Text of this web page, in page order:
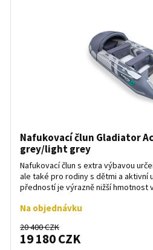
Nafukovací člun Gladiator
grey/light grey
Nafukovací člun s extra výbavou
ale také pro rodiny s dětmi a aktivní
předností je výrazně nižší hmotnost
Na objednávku
20 400 CZK
19 180 CZK